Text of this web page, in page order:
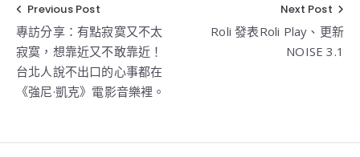
文
章
導
覽
Previous Post
專訪分享：有點寂寞又不太
寂寞，想靠近又不敢靠近！
台北人說不出口的心事都在
《強尼·凱克》電影音樂裡。
Next Post
Roli 發表Roli Play、更新
NOISE 3.1